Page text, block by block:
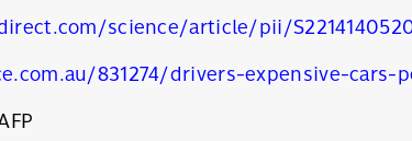
science/article/pii/
831274/drivers-expensive-cars-
SHARE TWEET